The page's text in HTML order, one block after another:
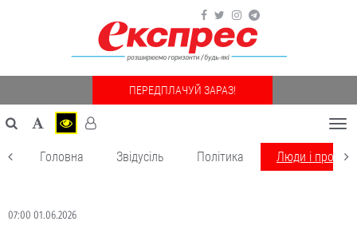
ПЕРЕДПЛАЧУЙ ЗАРАЗ!
Головна Звідусіль Політика Люди і
07:00 01.06.2026